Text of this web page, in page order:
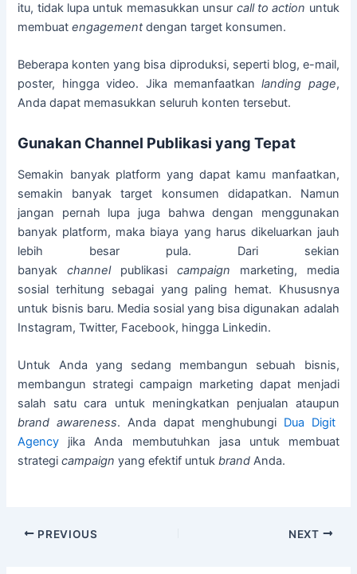
itu, tidak lupa untuk memasukkan unsur call to action untuk
membuatengagementdengan target konsumen.
Beberapa konten yang bisa diproduksi, seperti blog, e-mail,
poster, hingga video. Jika memanfaatkanlanding page,
Anda dapat memasukkan seluruh konten tersebut.
Gunakan Channel Publikasi yang Tepat
Semakin banyak platform yang dapat kamu manfaatkan,
semakin banyak target konsumen didapatkan. Namun
jangan pernah lupa juga bahwa dengan menggunakan
banyak platform, maka biaya yang harus dikeluarkan jauh
lebih besar pula. Dari sekian
banyakchannel publikasi campaign marketing, media
sosial terhitung sebagai yang paling hemat. Khususnya
untuk bisnis baru. Media sosial yang bisa digunakan adalah
Instagram, Twitter, Facebook, hingga Linkedin.
Untuk Anda yang sedang membangun sebuah bisnis,
membangun strategi campaign marketing dapat menjadi
salah satu cara untuk meningkatkan penjualan ataupun
brand awareness. Anda dapat menghubungi Dua Digit
Agency jika Anda membutuhkan jasa untuk membuat
strategicampaign yang efektif untukbrand Anda.
PREVIOUS NEXT